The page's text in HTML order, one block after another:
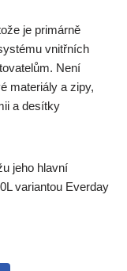
je primárně
vnitřních
Není
materiály a zipy,
a desítky
jeho hlavní
variantou Everday